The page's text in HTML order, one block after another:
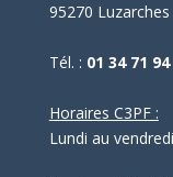
95270 Luzarches
Tél. : 01 34 71
Horaires C3PF :
Lundi au